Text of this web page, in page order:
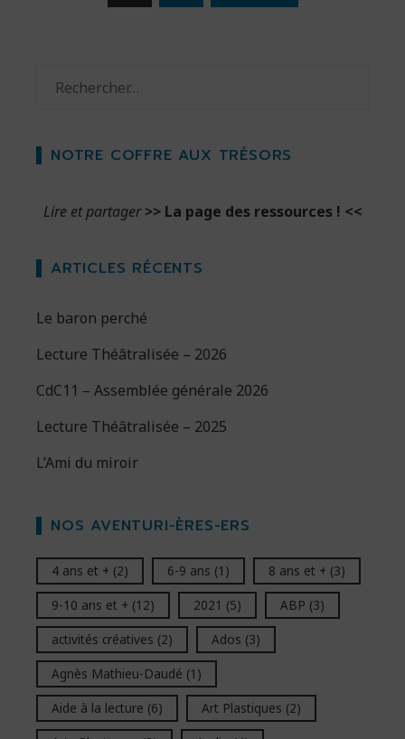
NOTRE COFFRE AUX TRÉSORS
Lire et partager>> La page des ressources ! <<
ARTICLES RÉCENTS
Le baron perché
Lecture Théâtralisée – 2026
CdC11 – Assemblée générale 2026
Lecture Théâtralisée – 2025
L’Ami du miroir
NOS AVENTURI-ÈRES-ERS
4 ans et + (2) 6-9 ans (1) 8 ans et + (3)
9-10 ans et + (12) 2021 (5) ABP (3)
activités créatives (2) Ados (3)
Agnès Mathieu-Daudé (1)
Aide à la lecture (6) Art Plastiques (2)